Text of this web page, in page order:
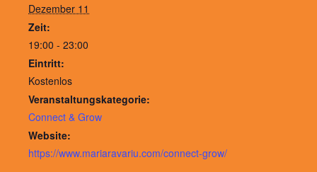
Dezember 11
Zeit:
19:00 - 23:00
Eintritt:
Kostenlos
Veranstaltungskategorie:
Connect & Grow
Website:
https://www.mariaravariu.com/connect-grow/